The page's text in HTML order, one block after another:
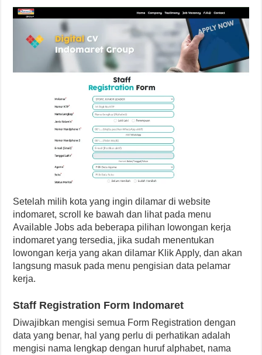
Setelah milih kota yang ingin dilamar di website
indomaret, scroll ke bawah dan lihat pada menu
Available Jobs ada beberapa pilihan lowongan kerja
indomaret yang tersedia, jika sudah menentukan
lowongan kerja yang akan dilamar Klik Apply, dan akan
langsung masuk pada menu pengisian data pelamar
kerja.
Staff Registration Form Indomaret
Diwajibkan mengisi semua Form Registration dengan
data yang benar, hal yang perlu di perhatikan adalah
mengisi nama lengkap dengan huruf alphabet, nama